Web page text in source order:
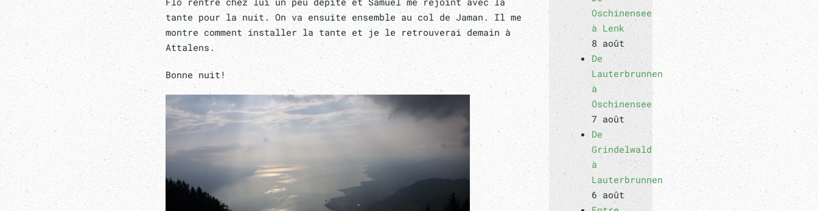
tante pour la nuit. On va ensuite ensemble au col de Jaman. Il me
montre comment installer la tante et je le retrouverai demain à
Attalens.
Bonne nuit!
Oschinensee
à Lenk
8 août
De
Lauterbrunnen
à
Oschinensee
7 août
De
Grindelwald
à
Lauterbrunnen
6 août